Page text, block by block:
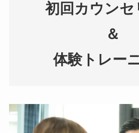
初回カウンセ
＆
体験トレー